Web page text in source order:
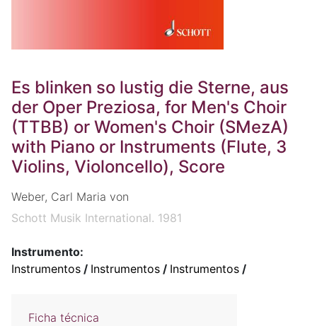
Es blinken so lustig die Sterne, aus
der Oper Preziosa, for Men's Choir
(TTBB) or Women's Choir (SMezA)
with Piano or Instruments (Flute, 3
Violins, Violoncello), Score
Weber, Carl Maria von
Schott Musik International. 1981
Instrumento:
Instrumentos / Instrumentos / Instrumentos /
Ficha técnica